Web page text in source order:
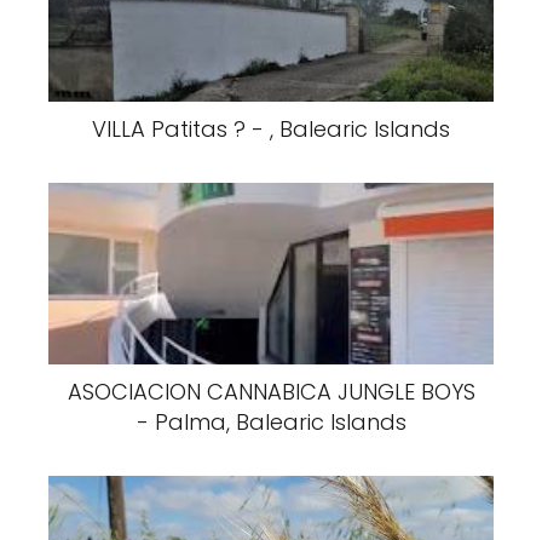
VILLA Patitas ? - , Balearic Islands
ASOCIACION CANNABICA JUNGLE BOYS
- Palma, Balearic Islands